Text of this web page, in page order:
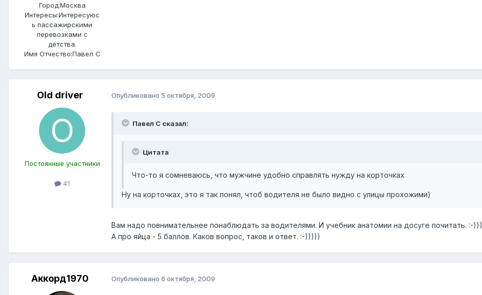
Город:Москва
Интересы:Интересуюс
ь пассажирскими
перевозками с
детства.
Имя Отчество:Павел С
Old driver
Постоянные участники
41
Опубликовано 5 октября, 2009
Павел С сказал:
Цитата
Что-то я сомневаюсь, что мужчине удобно справлять нужду на корточках
Ну на корточках, это я так понял, чтоб водителя не было видно с улицы прохожими)
Вам надо повнимательнее понаблюдать за водителями. И учебник анатомии на досуге почитать. :-)))
А про яйца - 5 баллов. Каков вопрос, таков и ответ. :-)))))
Аккорд1970 Опубликовано 6 октября, 2009